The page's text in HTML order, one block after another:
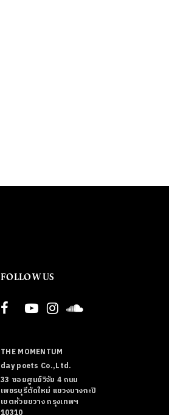
FOLLOW US
THE MOMENTUM
day poets Co.,Ltd.
33 ซอยศูนย์วิจัย 4 ถนน
เพชรบุรีตัดใหม่ แขวงบางกะปิ
เขตห้วยขวาง กรุงเทพฯ